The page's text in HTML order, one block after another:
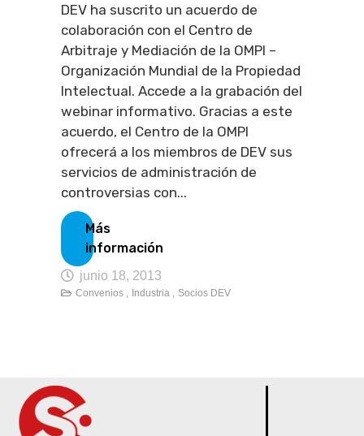
DEV ha suscrito un acuerdo de
colaboración con el Centro de
Arbitraje y Mediación de la OMPI –
Organización Mundial de la Propiedad
Intelectual. Accede a la grabación del
webinar informativo. Gracias a este
acuerdo, el Centro de la OMPI
ofrecerá a los miembros de DEV sus
servicios de administración de
controversias con...
Más
información
junio 18, 2013
Convenios , Industria , Socios DEV